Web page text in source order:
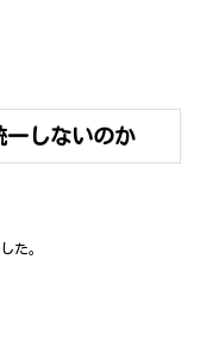
一しないのか
た。